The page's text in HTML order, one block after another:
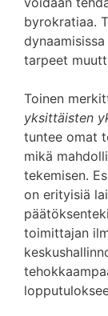
byrokratiaa.
tarpeet
Toinen
yksittäisten
tuntee omat
mikä
tekemisen.
on erityisiä
toimittajan